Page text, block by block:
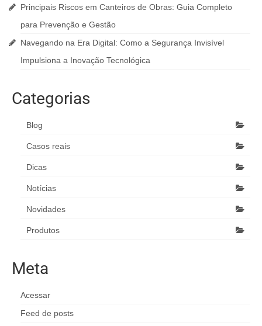
Principais Riscos em Canteiros de Obras: Guia Completo
para Prevenção e Gestão
Navegando na Era Digital: Como a Segurança Invisível
Impulsiona a Inovação Tecnológica
Categorias
Blog
Casos reais
Dicas
Notícias
Novidades
Produtos
Meta
Acessar
Feed de posts